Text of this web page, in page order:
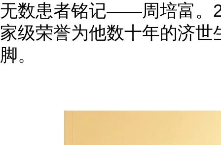
无数患者铭记——周培富。
家级荣誉为他数十年的济
脚。